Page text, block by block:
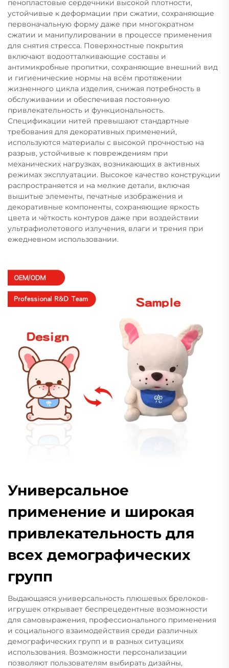
пенопластовые сердечники высокой плотности,
устойчивые к деформации при сжатии, сохраняющие
первоначальную форму даже при многократном
сжатии и манипулировании в процессе применения
для снятия стресса. Поверхностные покрытия
включают водоотталкивающие составы и
антимикробные пропитки, сохраняющие внешний вид
и гигиенические нормы на всём протяжении
жизненного цикла изделия, снижая потребность в
обслуживании и обеспечивая постоянную
привлекательность и функциональность.
Спецификации нитей превышают стандартные
требования для декоративных применений,
используются материалы с высокой прочностью на
разрыв, устойчивые к повреждениям при
механических нагрузках, возникающих в активных
режимах эксплуатации. Высокое качество конструкции
распространяется и на мелкие детали, включая
вышитые элементы, печатные изображения и
декоративные компоненты, сохраняющие яркость
цвета и чёткость контуров даже при воздействии
ультрафиолетового излучения, влаги и трения при
ежедневном использовании.
Универсальное
применение и широкая
привлекательность для
всех демографических
групп
Выдающаяся универсальность плюшевых брелоков-
игрушек открывает беспрецедентные возможности
для самовыражения, профессионального применения
и социального взаимодействия среди различных
демографических групп и в разных ситуациях
использования. Возможности персонализации
позволяют пользователям выбирать дизайны,